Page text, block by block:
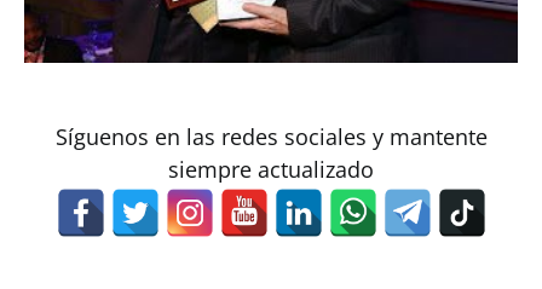
Síguenos en las redes sociales y mantente
siempre actualizado